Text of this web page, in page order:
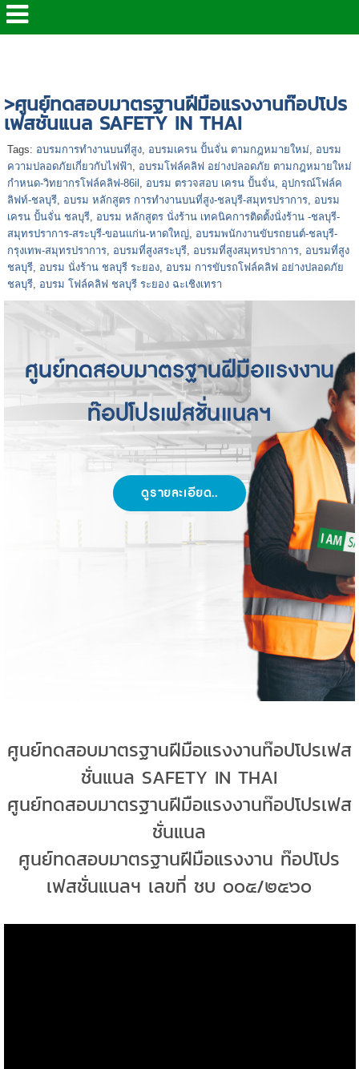
>ศูนย์ทดสอบมาตรฐานฝีมือแรงงานท๊อปโปร
เฟสชั่นแนล SAFETY IN THAI
Tags: อบรมการทำงานบนที่สูง, อบรมเครน ปั้นจั่น ตามกฎหมายใหม่, อบรม
ความปลอดภัยเกี่ยวกับไฟฟ้า, อบรมโฟล์คลิฟ อย่างปลอดภัย ตามกฎหมายใหม่
กำหนด-วิทยากรโฟล์คลิฟ-86il , อบรม ตรวจสอบ เครน ปั้นจั่น, อุปกรณ์โฟล์ค
ลิฟท์-ชลบุรี, อบรม หลักสูตร การทำงานบนที่สูง-ชลบุรี-สมุทรปราการ, อบรม
เครน ปั้นจั่น ชลบุรี, อบรม หลักสูตร นั่งร้าน เทคนิคการติดตั้งนั่งร้าน -ชลบุรี-
สมุทรปราการ-สระบุรี-ขอนแก่น-หาดใหญ่, อบรมพนักงานขับรถยนต์-ชลบุรี-
กรุงเทพ-สมุทรปราการ, อบรมที่สูงสระบุรี, อบรมที่สูงสมุทรปราการ, อบรมที่สูง
ชลบุรี, อบรม นั่งร้าน ชลบุรี ระยอง, อบรม การขับรถโฟล์คลิฟ อย่างปลอดภัย
ชลบุรี, อบรม โฟล์คลิฟ ชลบุรี ระยอง ฉะเชิงเทรา
ศูนย์ทดสอบมาตรฐานฝีมือแรงงาน
ท๊อปโปรเฟสชั่นแนลฯ
ดูรายละเอียด..
ศูนย์ทดสอบมาตรฐานฝีมือแรงงานท๊อปโปรเฟส
ชั่นแนล SAFETY IN THAI
ศูนย์ทดสอบมาตรฐานฝีมือแรงงานท๊อปโปรเฟส
ชั่นแนล
ศูนย์ทดสอบมาตรฐานฝีมือแรงงาน ท๊อปโปร
เฟสชั่นแนลฯ เลขที่ ชบ ๐๐๕/๒๕๖๐